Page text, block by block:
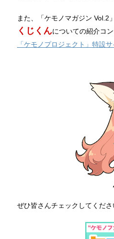
また、「ケモノマガジン Vol.2
くじくんについての紹介コ
「ケモノプロジェクト」特設
ぜひ皆さんチェックしてくださ